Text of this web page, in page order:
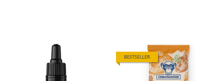
BESTSELLER